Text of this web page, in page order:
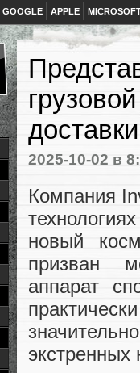
GOOGLE APPLE
2025-10-02 в
Компания
новый
призван
аппарат
экстренных